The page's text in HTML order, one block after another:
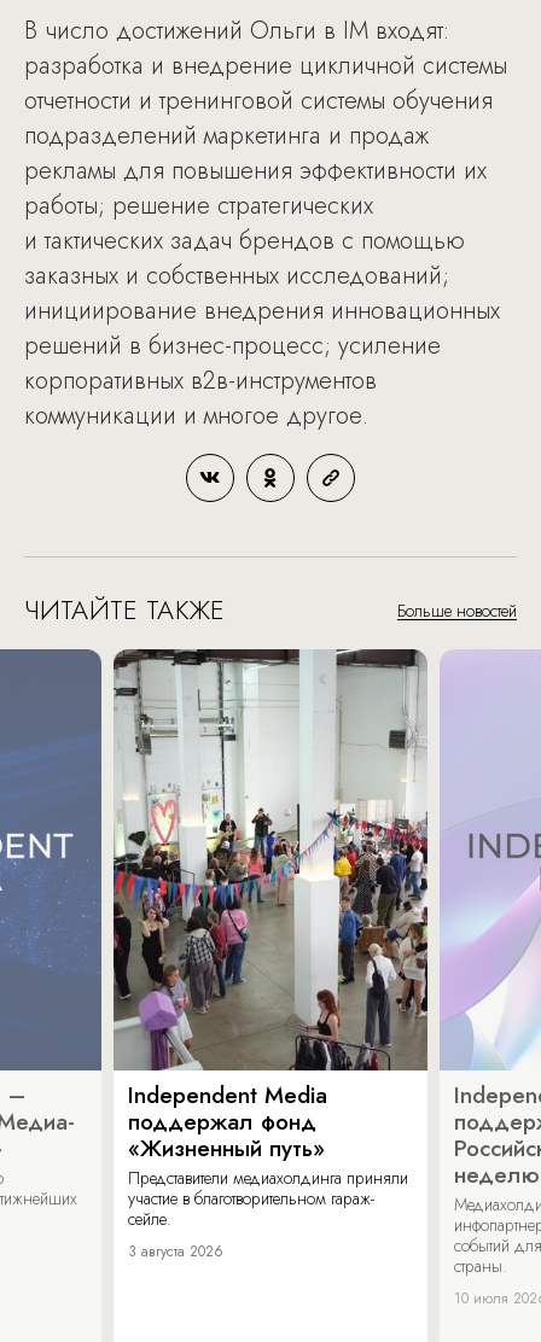
В число достижений Ольги в IM входят:
разработка и внедрение цикличной системы
отчетности и тренинговой системы обучения
подразделений маркетинга и продаж
рекламы для повышения эффективности их
работы; решение стратегических
и тактических задач брендов с помощью
заказных и собственных исследований;
инициирование внедрения инновационных
решений в бизнес-процесс; усиление
корпоративных в2в-инструментов
коммуникации и многое другое.
ЧИТАЙТЕ ТАКЖЕ Больше новостей
–
Independent Media
поддержал фонд
«Жизненный путь»
Представители медиахолдинга приняли
участие в благотворительном гараж-
сейле.
3 августа 2026
неделю
событий
страны.
10 июля